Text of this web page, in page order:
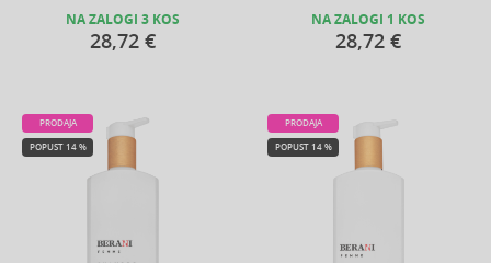
NA ZALOGI 3 KOS
28,72 €
NA ZALOGI 1 KOS
28,72 €
PRODAJA
POPUST 14 %
PRODAJA
POPUST 14 %